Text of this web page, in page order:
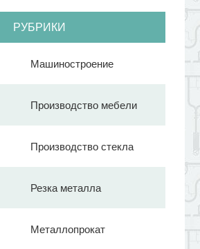
РУБРИКИ
Машиностроение
Производство мебели
Производство стекла
Резка металла
Металлопрокат